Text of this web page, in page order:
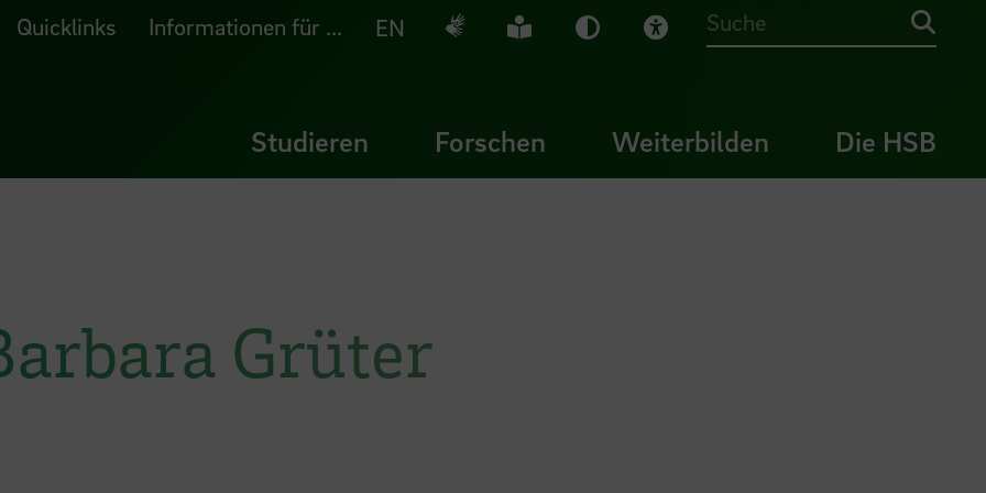
Quicklinks Informationen für ... EN Deutsche Gebärdensprache
Leichte Sprache
Dunkel-Modus
Visuelle Hilfe
Suche
Studieren Forschen Weiterbilden Die HSB
Grüter